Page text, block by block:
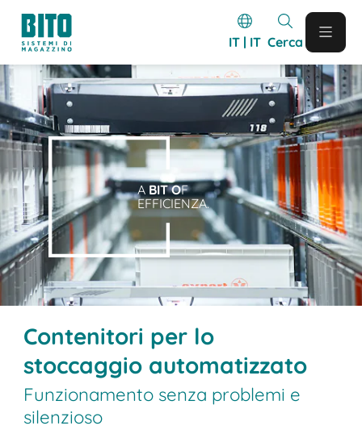
IT | IT Cerca
A BIT OF
EFFICIENZA.
Contenitori per lo
stoccaggio automatizzato
Funzionamento senza problemi e
silenzioso